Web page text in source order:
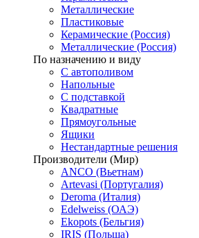
Металлические
Пластиковые
Керамические (Россия)
Металлические (Россия)
По назначению и виду
С автополивом
Напольные
С подставкой
Квадратные
Прямоугольные
Ящики
Нестандартные решения
Производители (Мир)
ANCO (Вьетнам)
Artevasi (Португалия)
Deroma (Италия)
Edelweiss (ОАЭ)
Ekopots (Бельгия)
IRIS (Польша)